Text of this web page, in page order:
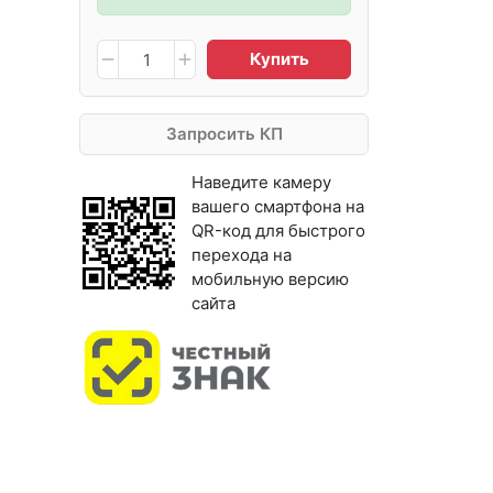
Купить
Запросить КП
Наведите камеру
вашего смартфона на
QR-код для быстрого
перехода на
мобильную версию
сайта